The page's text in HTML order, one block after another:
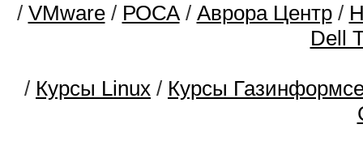
/ VMware/ РОСА/ Аврора Центр/
Dell
/ Курсы Linux / Курсы